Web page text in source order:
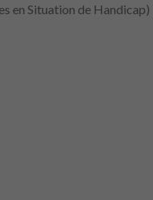
en Situation de Handicap)